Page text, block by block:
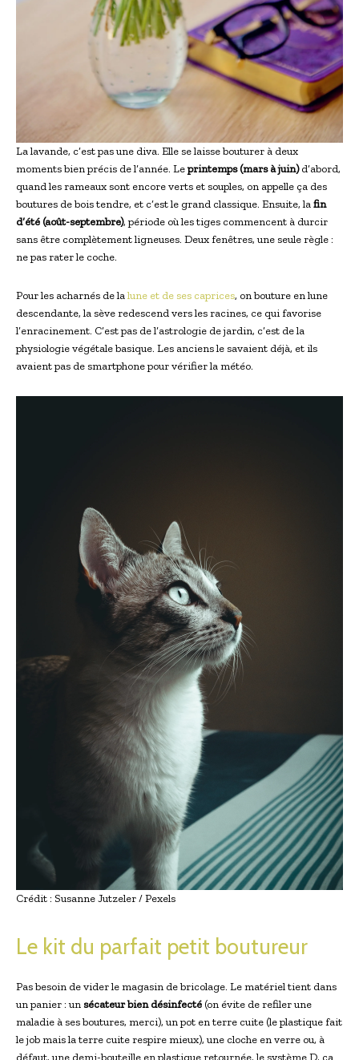
La lavande, c’est pas une diva. Elle se laisse bouturer à deux
moments bien précis de l’année. Leprintemps (mars à juin)d’abord,
quand les rameaux sont encore verts et souples, on appelle ça des
boutures de bois tendre, et c’est le grand classique. Ensuite, lafin
d’été (août-septembre), période où les tiges commencent à durcir
sans être complètement ligneuses. Deux fenêtres, une seule règle :
ne pas rater le coche.
Pour les acharnés de lalune et de ses caprices, on bouture en lune
descendante, la sève redescend vers les racines, ce qui favorise
l’enracinement. C’est pas de l’astrologie de jardin, c’est de la
physiologie végétale basique. Les anciens le savaient déjà, et ils
avaient pas de smartphone pour vérifier la météo.
Crédit : Susanne Jutzeler / Pexels
Le kit du parfait petit boutureur
Pas besoin de vider le magasin de bricolage. Le matériel tient dans
un panier : unsécateur bien désinfecté (on évite de refiler une
maladie à ses boutures, merci), un pot en terre cuite (le plastique fait
le job mais la terre cuite respire mieux), une cloche en verre ou, à
défaut, une demi-bouteille en plastique retournée, le système D, ça